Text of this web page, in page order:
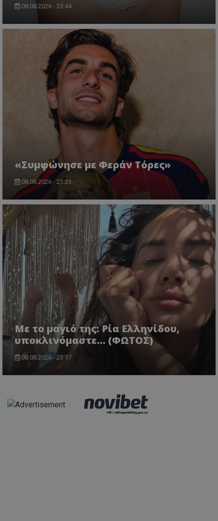
08.08.2026 - 23:44
«Συμφώνησε με Φεράν Τόρες»
08.08.2026 - 23:33
Με το μαγιό της: Ρία Ελληνίδου,
υποκλινόμαστε… (ΦΩΤΟΣ)
08.08.2026 - 23:17